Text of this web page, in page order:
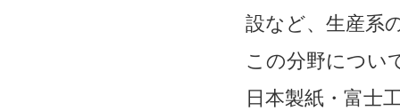
設など、生産系
この分野につい
日本製紙・富士